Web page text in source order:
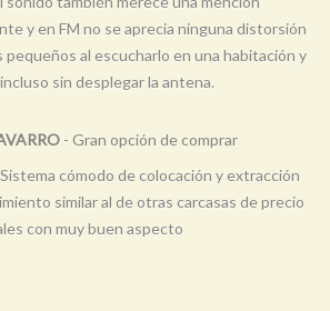
y en FM no se aprecia ninguna distorsión
pequeños al escucharlo en una habitación y
sin desplegar la antena.
- Gran opción de comprar
cómodo de colocación y extracción
similar al de otras carcasas de precio
con muy buen aspecto